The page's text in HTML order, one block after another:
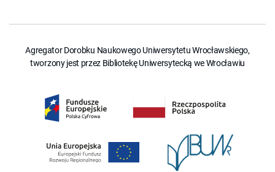
Agregator Dorobku Naukowego Uniwersytetu Wrocławskiego,
tworzony jest przez Bibliotekę Uniwersytecką we Wrocławiu